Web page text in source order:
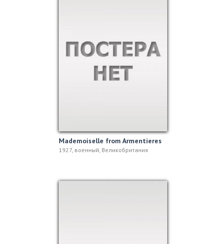
Mademoiselle from Armentieres
1927, военный, Великобритания